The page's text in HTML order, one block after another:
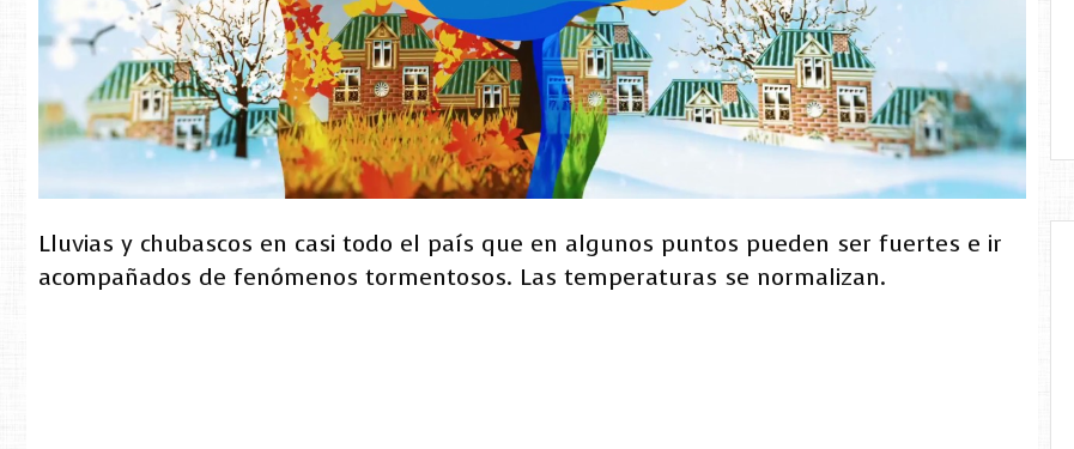
Lluvias y chubascos en casi todo el país que en algunos puntos pueden ser fuertes e ir
acompañados de fenómenos tormentosos. Las temperaturas se normalizan.